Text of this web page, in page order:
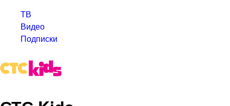
ТВ
Видео
Подписки